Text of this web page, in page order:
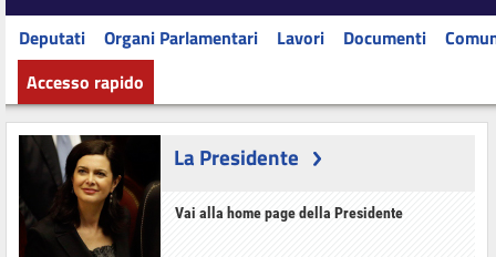
Deputati Organi Parlamentari Lavori Documenti
Accesso rapido
La Presidente
Vai alla home page della Presidente